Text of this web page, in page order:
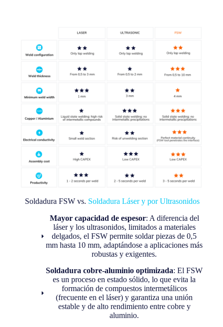
Soldadura FSW vs. Soldadura Láser y por Ultrasonidos
Mayor capacidad de espesor: A diferencia del
láser y los ultrasonidos, limitados a materiales
delgados, el FSW permite soldar piezas de 0,5
mm hasta 10 mm, adaptándose a aplicaciones más
robustas y exigentes.
Soldadura cobre-aluminio optimizada: El FSW
es un proceso en estado sólido, lo que evita la
formación de compuestos intermetálicos
(frecuente en el láser) y garantiza una unión
estable y de alto rendimiento entre cobre y
aluminio.